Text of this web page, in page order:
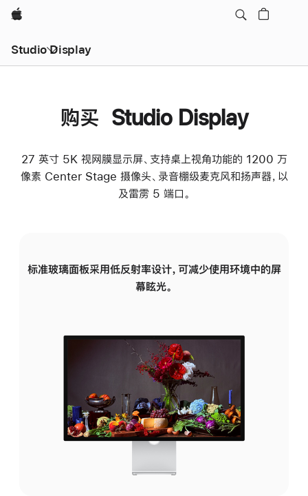
Apple
Studio Display
购买 Studio Display
27 英寸 5K 视网膜显示屏、支持桌上视角功能的 1200 万
像素 Center Stage 摄像头、录音棚级麦克风和扬声器，以
及雷雳 5 端口。
标准玻璃面板采用低反射率设计，可减少使用环境中的屏
幕眩光。